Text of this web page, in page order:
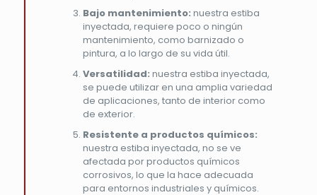
Bajo mantenimiento: nuestra estiba
inyectada, requiere poco o ningún
mantenimiento, como barnizado o
pintura, a lo largo de su vida útil.
Versatilidad: nuestra estiba inyectada,
se puede utilizar en una amplia variedad
de aplicaciones, tanto de interior como
de exterior.
Resistente a productos químicos:
nuestra estiba inyectada, no se ve
afectada por productos químicos
corrosivos, lo que la hace adecuada
para entornos industriales y químicos.